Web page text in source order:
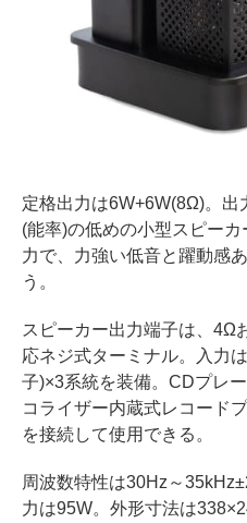
定格出力は6W+6W(8Ω)。出
(能率)の低めの小型スピー
力で、力強い低音と躍動感
う。
スピーカー出力端子は、4Ω
応ネジ式ターミナル。入力
子)×3系統を装備。CDプレ
コライザー内蔵式レコード
を接続して使用できる。
周波数特性は30Hz～
力は95W。外形寸法は